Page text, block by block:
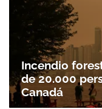
Incendio
de 20.000
Canadá